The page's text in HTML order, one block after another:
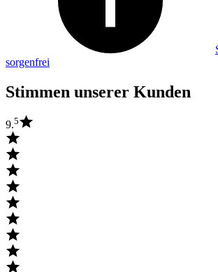
sorgenfrei
Stimmen unserer Kunden
9.5